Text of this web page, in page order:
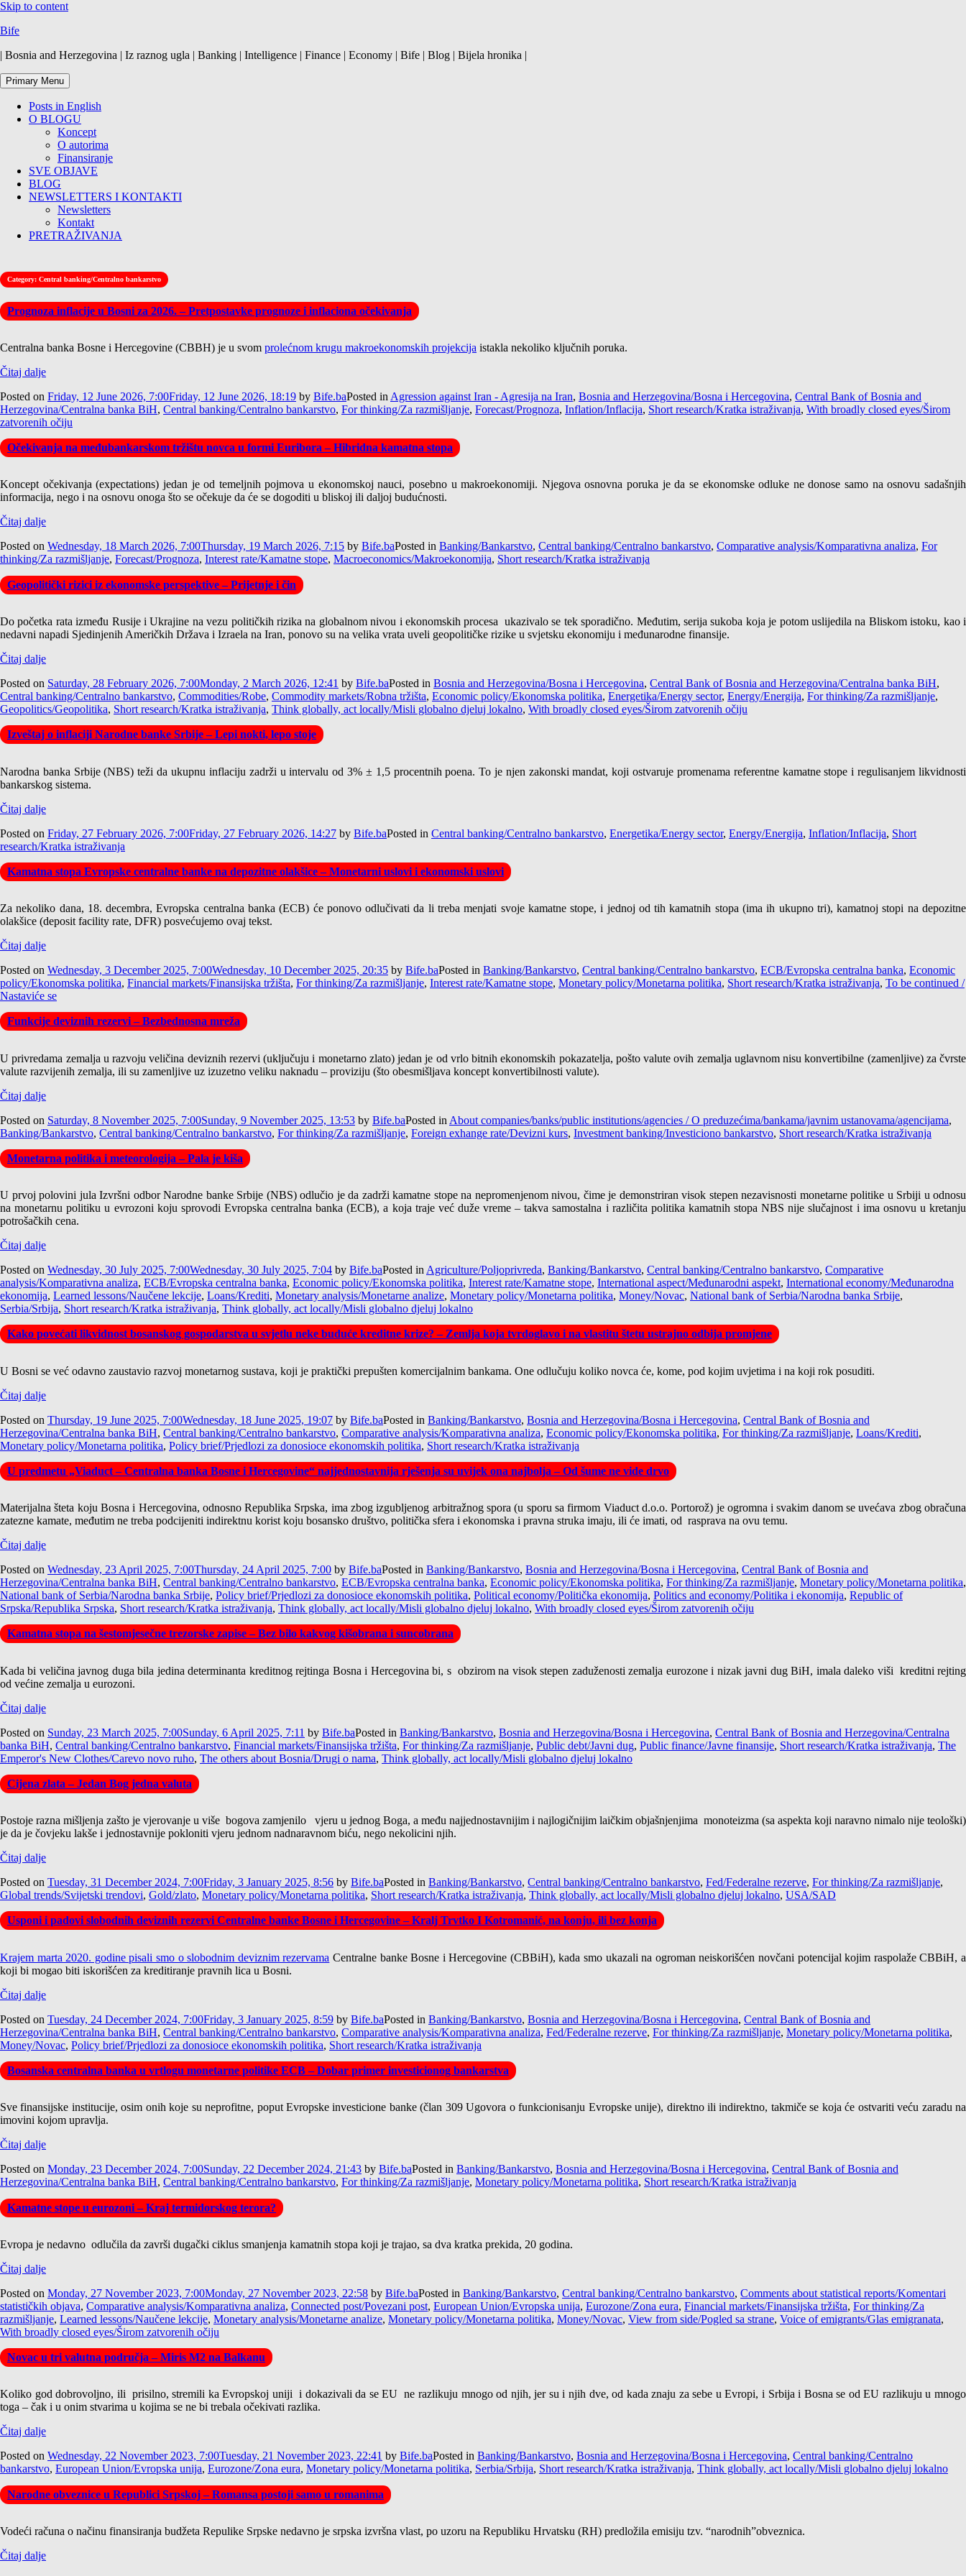
Skip to content
Bife
| Bosnia and Herzegovina | Iz raznog ugla | Banking | Intelligence | Finance | Economy | Bife | Blog | Bijela hronika |
Primary Menu
Posts in English
O BLOGU
Koncept
O autorima
Finansiranje
SVE OBJAVE
BLOG
NEWSLETTERS I KONTAKTI
Newsletters
Kontakt
PRETRAŽIVANJA
Category: Central banking/Centralno bankarstvo
Prognoza inflacije u Bosni za 2026. – Pretpostavke prognoze i inflaciona očekivanja
Centralna banka Bosne i Hercegovine (CBBH) je u svom prolećnom krugu makroekonomskih projekcija istakla nekoliko ključnih poruka.
Čitaj dalje
Posted on Friday, 12 June 2026, 7:00Friday, 12 June 2026, 18:19 by Bife.baPosted in Agression against Iran - Agresija na Iran, Bosnia and Herzegovina/Bosna i Hercegovina, Central Bank of Bosnia and
Herzegovina/Centralna banka BiH, Central banking/Centralno bankarstvo, For thinking/Za razmišljanje, Forecast/Prognoza, Inflation/Inflacija, Short research/Kratka istraživanja, With broadly closed eyes/Širom
zatvorenih očiju
Očekivanja na međubankarskom tržištu novca u formi Euribora – Hibridna kamatna stopa
Koncept očekivanja (expectations) jedan je od temeljnih pojmova u ekonomskoj nauci, posebno u makroekonomiji. Njegova osnovna poruka je da se ekonomske odluke ne donose samo na osnovu sadašnjih
informacija, nego i na osnovu onoga što se očekuje da će se dogoditi u bliskoj ili daljoj budućnosti.
Čitaj dalje
Posted on Wednesday, 18 March 2026, 7:00Thursday, 19 March 2026, 7:15 by Bife.baPosted in Banking/Bankarstvo, Central banking/Centralno bankarstvo, Comparative analysis/Komparativna analiza, For
thinking/Za razmišljanje, Forecast/Prognoza, Interest rate/Kamatne stope, Macroeconomics/Makroekonomija, Short research/Kratka istraživanja
Geopolitički rizici iz ekonomske perspektive – Prijetnje i čin
Do početka rata između Rusije i Ukrajine na vezu političkih rizika na globalnom nivou i ekonomskih procesa ukazivalo se tek sporadično. Međutim, serija sukoba koja je potom uslijedila na Bliskom istoku, kao i
nedavni napadi Sjedinjenih Američkih Država i Izraela na Iran, ponovo su na velika vrata uveli geopolitičke rizike u svjetsku ekonomiju i međunarodne finansije.
Čitaj dalje
Posted on Saturday, 28 February 2026, 7:00Monday, 2 March 2026, 12:41 by Bife.baPosted in Bosnia and Herzegovina/Bosna i Hercegovina, Central Bank of Bosnia and Herzegovina/Centralna banka BiH,
Central banking/Centralno bankarstvo, Commodities/Robe, Commodity markets/Robna tržišta, Economic policy/Ekonomska politika, Energetika/Energy sector, Energy/Energija, For thinking/Za razmišljanje,
Geopolitics/Geopolitika, Short research/Kratka istraživanja, Think globally, act locally/Misli globalno djeluj lokalno, With broadly closed eyes/Širom zatvorenih očiju
Izveštaj o inflaciji Narodne banke Srbije – Lepi nokti, lepo stoje
Narodna banka Srbije (NBS) teži da ukupnu inflaciju zadrži u intervalu od 3% ± 1,5 procentnih poena. To je njen zakonski mandat, koji ostvaruje promenama referentne kamatne stope i regulisanjem likvidnosti
bankarskog sistema.
Čitaj dalje
Posted on Friday, 27 February 2026, 7:00Friday, 27 February 2026, 14:27 by Bife.baPosted in Central banking/Centralno bankarstvo, Energetika/Energy sector, Energy/Energija, Inflation/Inflacija, Short
research/Kratka istraživanja
Kamatna stopa Evropske centralne banke na depozitne olakšice – Monetarni uslovi i ekonomski uslovi
Za nekoliko dana, 18. decembra, Evropska centralna banka (ECB) će ponovo odlučivati da li treba menjati svoje kamatne stope, i jednoj od tih kamatnih stopa (ima ih ukupno tri), kamatnoj stopi na depozitne
olakšice (deposit facility rate, DFR) posvećujemo ovaj tekst.
Čitaj dalje
Posted on Wednesday, 3 December 2025, 7:00Wednesday, 10 December 2025, 20:35 by Bife.baPosted in Banking/Bankarstvo, Central banking/Centralno bankarstvo, ECB/Evropska centralna banka, Economic
policy/Ekonomska politika, Financial markets/Finansijska tržišta, For thinking/Za razmišljanje, Interest rate/Kamatne stope, Monetary policy/Monetarna politika, Short research/Kratka istraživanja, To be continued /
Nastaviće se
Funkcije deviznih rezervi – Bezbednosna mreža
U privredama zemalja u razvoju veličina deviznih rezervi (uključuju i monetarno zlato) jedan je od vrlo bitnih ekonomskih pokazatelja, pošto valute ovih zemalja uglavnom nisu konvertibilne (zamenljive) za čvrste
valute razvijenih zemalja, ili su zamenljive uz izuzetno veliku naknadu – proviziju (što obesmišljava koncept konvertibilnosti valute).
Čitaj dalje
Posted on Saturday, 8 November 2025, 7:00Sunday, 9 November 2025, 13:53 by Bife.baPosted in About companies/banks/public institutions/agencies / O preduzećima/bankama/javnim ustanovama/agencijama,
Banking/Bankarstvo, Central banking/Centralno bankarstvo, For thinking/Za razmišljanje, Foreign exhange rate/Devizni kurs, Investment banking/Investiciono bankarstvo, Short research/Kratka istraživanja
Monetarna politika i meteorologija – Pala je kiša
U prvoj polovini jula Izvršni odbor Narodne banke Srbije (NBS) odlučio je da zadrži kamatne stope na nepromenjenom nivou, čime je demonstriran visok stepen nezavisnosti monetarne politike u Srbiji u odnosu
na monetarnu politiku u evrozoni koju sprovodi Evropska centralna banka (ECB), a koja traje već duže vreme – takva samostalna i različita politika kamatnih stopa NBS nije slučajnost i ima osnovu u kretanju
potrošačkih cena.
Čitaj dalje
Posted on Wednesday, 30 July 2025, 7:00Wednesday, 30 July 2025, 7:04 by Bife.baPosted in Agriculture/Poljoprivreda, Banking/Bankarstvo, Central banking/Centralno bankarstvo, Comparative
analysis/Komparativna analiza, ECB/Evropska centralna banka, Economic policy/Ekonomska politika, Interest rate/Kamatne stope, International aspect/Međunarodni aspekt, International economy/Međunarodna
ekonomija, Learned lessons/Naučene lekcije, Loans/Krediti, Monetary analysis/Monetarne analize, Monetary policy/Monetarna politika, Money/Novac, National bank of Serbia/Narodna banka Srbije,
Serbia/Srbija, Short research/Kratka istraživanja, Think globally, act locally/Misli globalno djeluj lokalno
Kako povećati likvidnost bosanskog gospodarstva u svjetlu neke buduće kreditne krize? – Zemlja koja tvrdoglavo i na vlastitu štetu ustrajno odbija promjene
U Bosni se već odavno zaustavio razvoj monetarnog sustava, koji je praktički prepušten komercijalnim bankama. One odlučuju koliko novca će, kome, pod kojim uvjetima i na koji rok posuditi.
Čitaj dalje
Posted on Thursday, 19 June 2025, 7:00Wednesday, 18 June 2025, 19:07 by Bife.baPosted in Banking/Bankarstvo, Bosnia and Herzegovina/Bosna i Hercegovina, Central Bank of Bosnia and
Herzegovina/Centralna banka BiH, Central banking/Centralno bankarstvo, Comparative analysis/Komparativna analiza, Economic policy/Ekonomska politika, For thinking/Za razmišljanje, Loans/Krediti,
Monetary policy/Monetarna politika, Policy brief/Prjedlozi za donosioce ekonomskih politika, Short research/Kratka istraživanja
U predmetu „Viaduct – Centralna banka Bosne i Hercegovine“ najjednostavnija rješenja su uvijek ona najbolja – Od šume ne vide drvo
Materijalna šteta koju Bosna i Hercegovina, odnosno Republika Srpska, ima zbog izgubljenog arbitražnog spora (u sporu sa firmom Viaduct d.o.o. Portorož) je ogromna i svakim danom se uvećava zbog obračuna
zatezne kamate, međutim ne treba podcijeniti indirektnu korist koju bosansko društvo, politička sfera i ekonomska i pravna struka imaju, ili će imati, od rasprava na ovu temu.
Čitaj dalje
Posted on Wednesday, 23 April 2025, 7:00Thursday, 24 April 2025, 7:00 by Bife.baPosted in Banking/Bankarstvo, Bosnia and Herzegovina/Bosna i Hercegovina, Central Bank of Bosnia and
Herzegovina/Centralna banka BiH, Central banking/Centralno bankarstvo, ECB/Evropska centralna banka, Economic policy/Ekonomska politika, For thinking/Za razmišljanje, Monetary policy/Monetarna politika,
National bank of Serbia/Narodna banka Srbije, Policy brief/Prjedlozi za donosioce ekonomskih politika, Political economy/Politička ekonomija, Politics and economy/Politika i ekonomija, Republic of
Srpska/Republika Srpska, Short research/Kratka istraživanja, Think globally, act locally/Misli globalno djeluj lokalno, With broadly closed eyes/Širom zatvorenih očiju
Kamatna stopa na šestomjesečne trezorske zapise – Bez bilo kakvog kišobrana i suncobrana
Kada bi veličina javnog duga bila jedina determinanta kreditnog rejtinga Bosna i Hercegovina bi, s obzirom na visok stepen zaduženosti zemalja eurozone i nizak javni dug BiH, imala daleko viši kreditni rejting
od većine zemalja u eurozoni.
Čitaj dalje
Posted on Sunday, 23 March 2025, 7:00Sunday, 6 April 2025, 7:11 by Bife.baPosted in Banking/Bankarstvo, Bosnia and Herzegovina/Bosna i Hercegovina, Central Bank of Bosnia and Herzegovina/Centralna
banka BiH, Central banking/Centralno bankarstvo, Financial markets/Finansijska tržišta, For thinking/Za razmišljanje, Public debt/Javni dug, Public finance/Javne finansije, Short research/Kratka istraživanja, The
Emperor's New Clothes/Carevo novo ruho, The others about Bosnia/Drugi o nama, Think globally, act locally/Misli globalno djeluj lokalno
Cijena zlata – Jedan Bog jedna valuta
Postoje razna mišljenja zašto je vjerovanje u više bogova zamjenilo vjeru u jednog Boga, a među najjednostavnijim i najlogičnijim laičkim objašnjenjima monoteizma (sa aspekta koji naravno nimalo nije teološki)
je da je čovjeku lakše i jednostavnije pokloniti vjeru jednom nadnaravnom biću, nego nekolicini njih.
Čitaj dalje
Posted on Tuesday, 31 December 2024, 7:00Friday, 3 January 2025, 8:56 by Bife.baPosted in Banking/Bankarstvo, Central banking/Centralno bankarstvo, Fed/Federalne rezerve, For thinking/Za razmišljanje,
Global trends/Svijetski trendovi, Gold/zlato, Monetary policy/Monetarna politika, Short research/Kratka istraživanja, Think globally, act locally/Misli globalno djeluj lokalno, USA/SAD
Usponi i padovi slobodnih deviznih rezervi Centralne banke Bosne i Hercegovine – Kralj Trvtko I Kotromanić, na konju, ili bez konja
Krajem marta 2020. godine pisali smo o slobodnim deviznim rezervama Centralne banke Bosne i Hercegovine (CBBiH), kada smo ukazali na ogroman neiskorišćen novčani potencijal kojim raspolaže CBBiH, a
koji bi mogao biti iskorišćen za kreditiranje pravnih lica u Bosni.
Čitaj dalje
Posted on Tuesday, 24 December 2024, 7:00Friday, 3 January 2025, 8:59 by Bife.baPosted in Banking/Bankarstvo, Bosnia and Herzegovina/Bosna i Hercegovina, Central Bank of Bosnia and
Herzegovina/Centralna banka BiH, Central banking/Centralno bankarstvo, Comparative analysis/Komparativna analiza, Fed/Federalne rezerve, For thinking/Za razmišljanje, Monetary policy/Monetarna politika,
Money/Novac, Policy brief/Prjedlozi za donosioce ekonomskih politika, Short research/Kratka istraživanja
Bosanska centralna banka u vrtlogu monetarne politike ECB – Dobar primer investicionog bankarstva
Sve finansijske institucije, osim onih koje su neprofitne, poput Evropske investicione banke (član 309 Ugovora o funkcionisanju Evropske unije), direktno ili indirektno, takmiče se koja će ostvariti veću zaradu na
imovini kojom upravlja.
Čitaj dalje
Posted on Monday, 23 December 2024, 7:00Sunday, 22 December 2024, 21:43 by Bife.baPosted in Banking/Bankarstvo, Bosnia and Herzegovina/Bosna i Hercegovina, Central Bank of Bosnia and
Herzegovina/Centralna banka BiH, Central banking/Centralno bankarstvo, For thinking/Za razmišljanje, Monetary policy/Monetarna politika, Short research/Kratka istraživanja
Kamatne stope u eurozoni – Kraj termidorskog terora?
Evropa je nedavno odlučila da završi dugački ciklus smanjenja kamatnih stopa koji je trajao, sa dva kratka prekida, 20 godina.
Čitaj dalje
Posted on Monday, 27 November 2023, 7:00Monday, 27 November 2023, 22:58 by Bife.baPosted in Banking/Bankarstvo, Central banking/Centralno bankarstvo, Comments about statistical reports/Komentari
statističkih objava, Comparative analysis/Komparativna analiza, Connected post/Povezani post, European Union/Evropska unija, Eurozone/Zona eura, Financial markets/Finansijska tržišta, For thinking/Za
razmišljanje, Learned lessons/Naučene lekcije, Monetary analysis/Monetarne analize, Monetary policy/Monetarna politika, Money/Novac, View from side/Pogled sa strane, Voice of emigrants/Glas emigranata,
With broadly closed eyes/Širom zatvorenih očiju
Novac u tri valutna područja – Miris M2 na Balkanu
Koliko god dobrovoljno, ili prisilno, stremili ka Evropskoj uniji i dokazivali da se EU ne razlikuju mnogo od njih, jer su i njih dve, od kada znaju za sebe u Evropi, i Srbija i Bosna se od EU razlikuju u mnogo
toga – čak i u onim stvarima u kojima se ne bi trebala očekivati razlika.
Čitaj dalje
Posted on Wednesday, 22 November 2023, 7:00Tuesday, 21 November 2023, 22:41 by Bife.baPosted in Banking/Bankarstvo, Bosnia and Herzegovina/Bosna i Hercegovina, Central banking/Centralno
bankarstvo, European Union/Evropska unija, Eurozone/Zona eura, Monetary policy/Monetarna politika, Serbia/Srbija, Short research/Kratka istraživanja, Think globally, act locally/Misli globalno djeluj lokalno
Narodne obveznice u Republici Srpskoj – Romansa postoji samo u romanima
Vodeći računa o načinu finansiranja budžeta Repulike Srpske nedavno je srpska izvršna vlast, po uzoru na Republiku Hrvatsku (RH) predložila emisiju tzv. “narodnih”obveznica.
Čitaj dalje